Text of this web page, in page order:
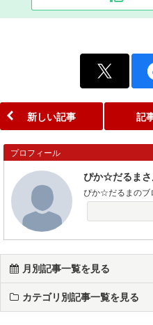
新しい記事 記
プロフィール
ぴか☆だるま
ぴか☆だるまのブ
月別記事一覧を見る
カテゴリ別記事一覧を見る